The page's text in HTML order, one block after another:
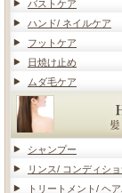
バストケア
ハンド/ ネイルケア
フットケア
日焼け止め
ムダ毛ケア
シャンプー
リンス/ コンディシ
トリートメント/ ヘ